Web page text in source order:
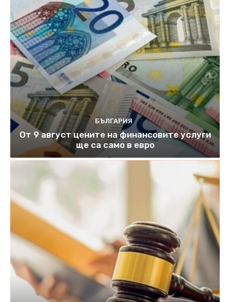
БЪЛГАРИЯ
От 9 август цените на финансовите услуги
ще са само в евро